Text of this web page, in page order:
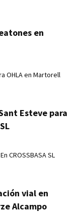
en
OHLA en Martorell
Esteve para
CROSSBASA SL
vial en
Alcampo